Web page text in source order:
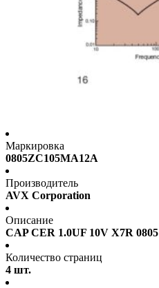
Маркировка
0805ZC105MA12A
Производитель
AVX Corporation
Описание
CAP CER 1.0UF 10V X7R 0805
Количество страниц
4 шт.